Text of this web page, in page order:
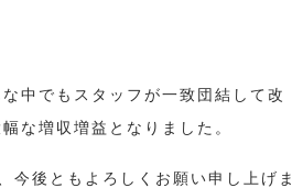
中でもスタッフが一致団結して改
な増収増益となりました。
今後ともよろしくお願い申し上げま